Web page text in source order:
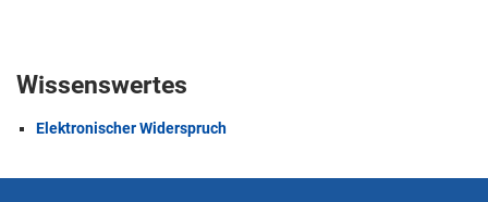
Wissenswertes
Elektronischer Widerspruch